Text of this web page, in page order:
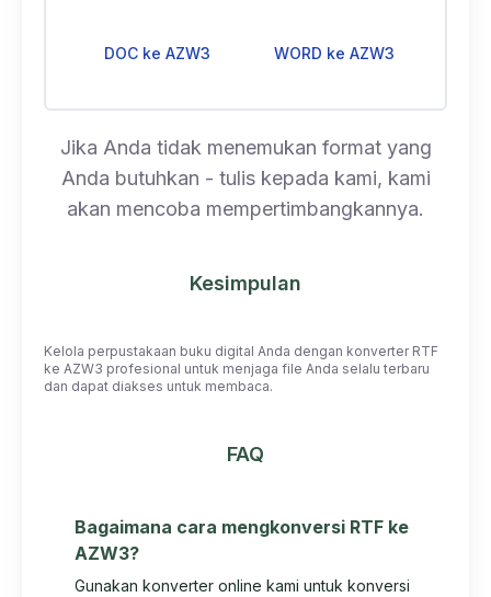
DOC ke AZW3 WORD ke AZW3
Jika Anda tidak menemukan format yang
Anda butuhkan - tulis kepada kami, kami
akan mencoba mempertimbangkannya.
Kesimpulan
Kelola perpustakaan buku digital Anda dengan konverter RTF
ke AZW3 profesional untuk menjaga file Anda selalu terbaru
dan dapat diakses untuk membaca.
FAQ
Bagaimana cara mengkonversi RTF ke
AZW3?
Gunakan konverter online kami untuk konversi